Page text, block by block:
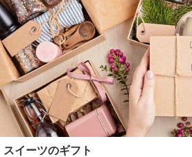
スイーツのギフト